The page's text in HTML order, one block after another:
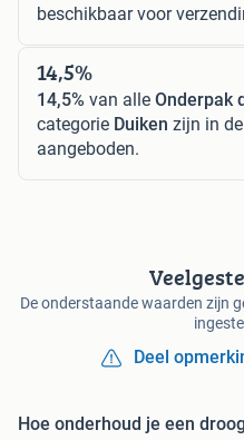
beschikbaar voor
14,5%
14,5% van alle Onderpak
categorie Duiken zijn in
aangeboden.
De onderstaande waarden zijn
Deel
Hoe onderhoud je een